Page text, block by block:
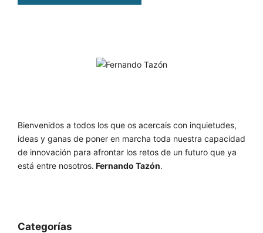
Bienvenidos a todos los que os acercais con inquietudes,
ideas y ganas de poner en marcha toda nuestra capacidad
de innovación para afrontar los retos de un futuro que ya
está entre nosotros. Fernando Tazón.
Categorías